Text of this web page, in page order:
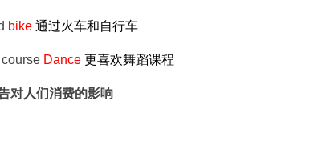
bike 通过火车和自行车
Dance 更喜欢舞蹈课程
对人们消费的影响